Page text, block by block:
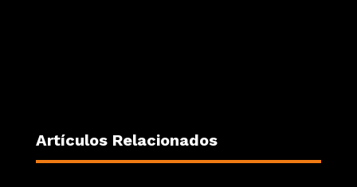
Artículos Relacionados